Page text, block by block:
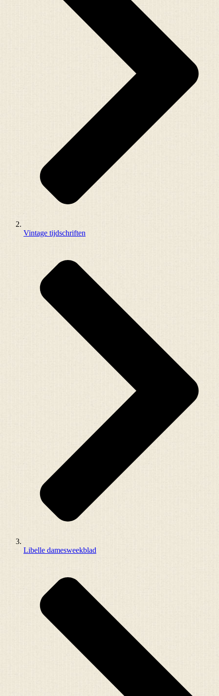
Vintage tijdschriften
Libelle damesweekblad